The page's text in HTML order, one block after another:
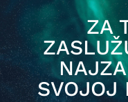
ZA
SVOJOJ